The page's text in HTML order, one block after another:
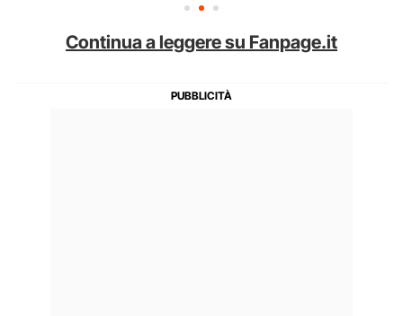
Continua a leggere su Fanpage.it